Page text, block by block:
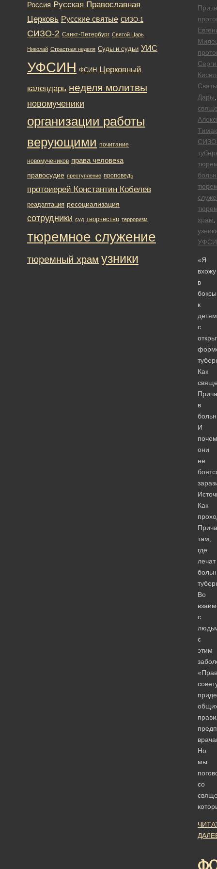
Дары
храм
«Я
вхожу
в
боксы
к
детям
с
Как
в
И
они
не
Как
там,
где
лечат
Во
с
с
этим
Но
мы
со
Россия Русская Православная
Церковь Русские святые СИЗО-1
СИЗО-2 Санкт-Петербург Святой Царь
Николай Страстная неделя Суды и судьи УИС
УФСИН ФСИН Церковный
календарь неделя молитвы
новомученики
организации работы
верующими почитание
новомучеников права человека
правосудие преступление проповедь
протоиерей Константин Кобелев
реадаптация ресоциализация
сотрудники суд творчество терроризм
тюремное служение
тюремный храм узники